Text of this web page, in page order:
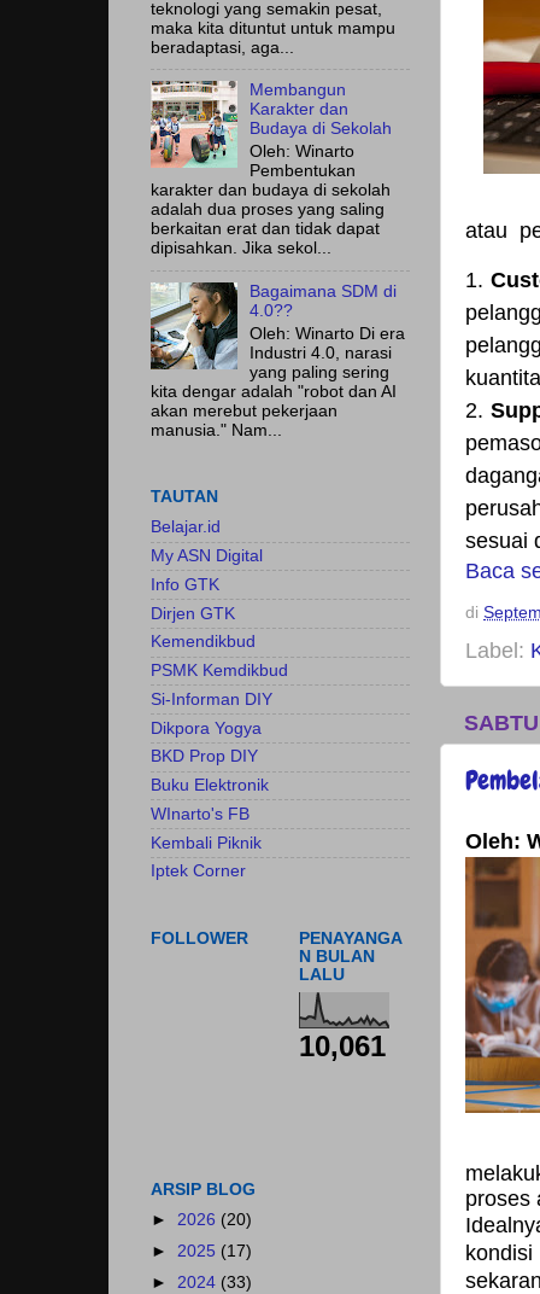
atau
1.
2.
sesuai
Baca
di
Label:
Oleh:
proses
teknologi yang semakin pesat,
maka kita dituntut untuk mampu
beradaptasi, aga...
Membangun
Karakter dan
Budaya di Sekolah
Oleh: Winarto
Pembentukan
karakter dan budaya di sekolah
adalah dua proses yang saling
berkaitan erat dan tidak dapat
dipisahkan. Jika sekol...
Bagaimana SDM di
4.0??
Oleh: Winarto Di era
Industri 4.0, narasi
yang paling sering
kita dengar adalah "robot dan AI
akan merebut pekerjaan
manusia." Nam...
TAUTAN
Belajar.id
My ASN Digital
Info GTK
Dirjen GTK
Kemendikbud
PSMK Kemdikbud
Si-Informan DIY
Dikpora Yogya
BKD Prop DIY
Buku Elektronik
WInarto's FB
Kembali Piknik
Iptek Corner
FOLLOWER
PENAYANGA
N BULAN
LALU
10,061
ARSIP BLOG
► 2026 (20)
► 2025 (17)
► 2024 (33)